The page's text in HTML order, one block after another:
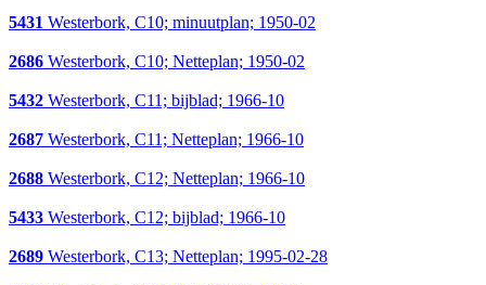
5431 Westerbork, C10; minuutplan; 1950-02
2686 Westerbork, C10; Netteplan; 1950-02
5432 Westerbork, C11; bijblad; 1966-10
2687 Westerbork, C11; Netteplan; 1966-10
2688 Westerbork, C12; Netteplan; 1966-10
5433 Westerbork, C12; bijblad; 1966-10
2689 Westerbork, C13; Netteplan; 1995-02-28